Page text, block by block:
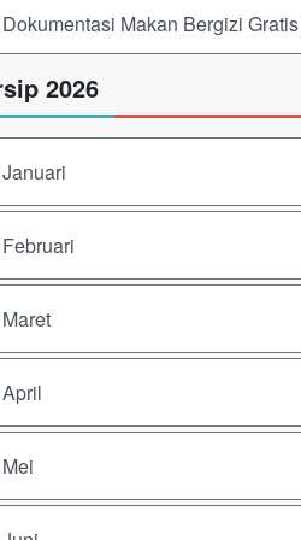
Dokumentasi Makan Bergizi
2026
Januari
Februari
Maret
April
Mei